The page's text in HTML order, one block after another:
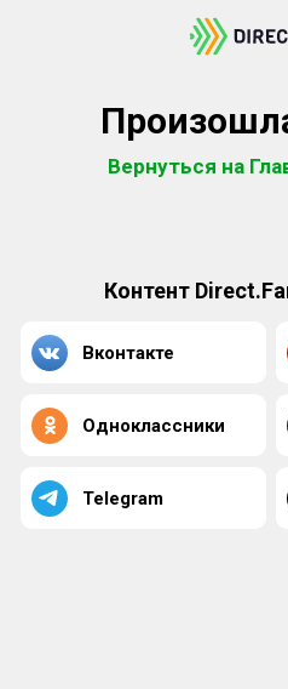
Вернуться на
Контент
Вконтакте
Одноклассники
Telegram